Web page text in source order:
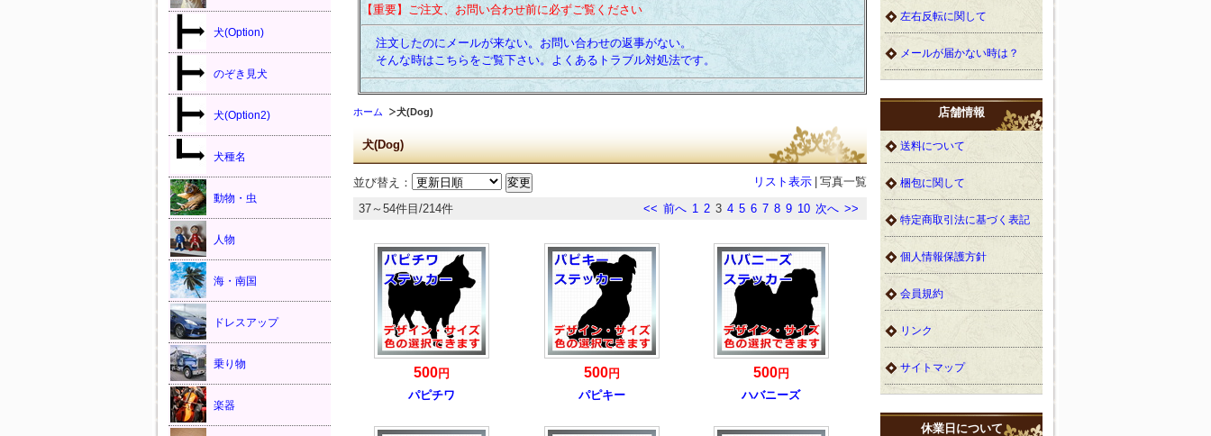
【重要】ご注文、お問い合わせ前に必ずご覧ください
注文したのにメールが来ない。お問い合わせの返事がない。
そんな時はこちらをご覧下さい。よくあるトラブル対処法です。
ホーム 犬(Dog)
犬(Dog)
リスト表示 写真一覧
並び替え：
<< 前へ 1 2 3 4 5 6 7 8 9 10 次へ >>
37～54件目/214件
500円
パピチワ
500円
パピキー
500円
ハバニーズ
犬(Option)
のぞき見犬
犬(Option2)
犬種名
動物・虫
人物
海・南国
ドレスアップ
乗り物
楽器
左右反転に関して
メールが届かない時は？
店舗情報
送料について
梱包に関して
特定商取引法に基づく表記
個人情報保護方針
会員規約
リンク
サイトマップ
休業日について